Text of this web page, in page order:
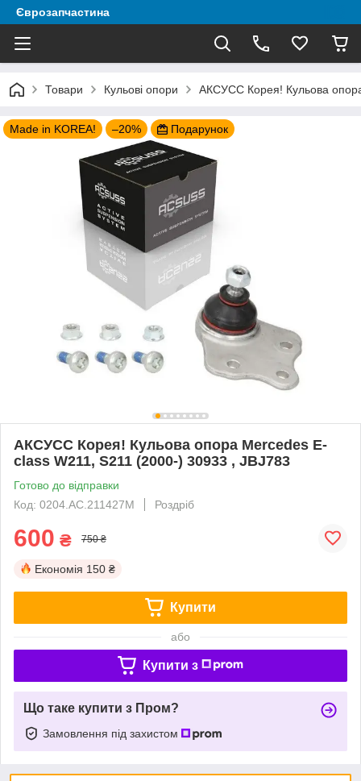
Єврозапчастина
Товари Кульові опори AКСУСС Корея! Кульова
Made in KOREA! –20% Подарунок
AКСУСС Корея! Кульова опора Mercedes E-
class W211, S211 (2000-) 30933 , JBJ783
Готово до відправки
Код: 0204.AC.211427M
Роздріб
600 ₴ 750 ₴
Економія 150 ₴
Купити
або
Купити з
Що таке купити з Пром?
Замовлення під захистом